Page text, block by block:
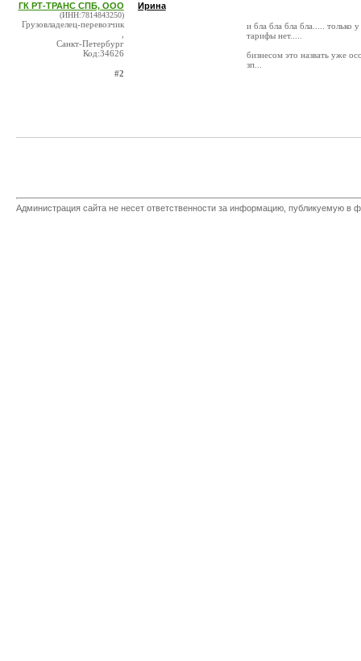
ГК РТ-ТРАНС СПБ, ООО
(ИНН:7814843250)
Грузовладелец-перевозчик
Санкт-Петербург
Код:34626
#2
Ирина
и бла бла бла бла..... только у
тарифы нет.....
бизнесом это назвать уже
зп...
Администрация сайта не несет ответственности за информацию, публикуемую